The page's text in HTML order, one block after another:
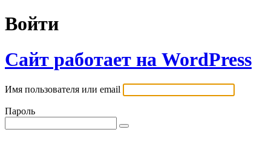
Войти
Сайт работает на WordPress
Имя пользователя или email
Пароль